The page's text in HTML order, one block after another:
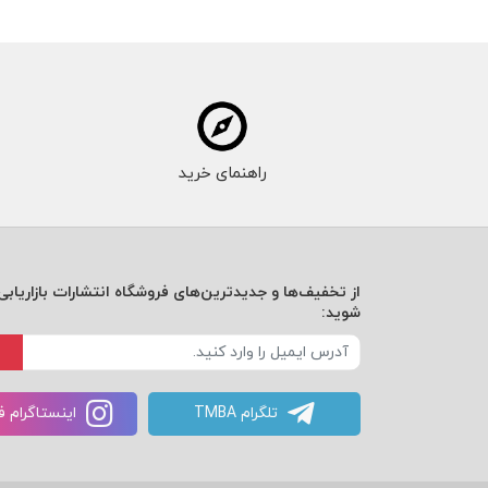
راهنمای خرید
از تخفیف‌ها و جدیدترین‌های فروشگاه انتشارات
شوید:
تلگرام TMBA